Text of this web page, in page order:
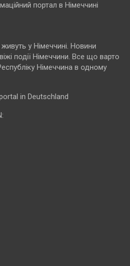
портал в Німеччині
у Німеччині. Новини
події Німеччини. Все що варто
Німеччина в одному
in Deutschland